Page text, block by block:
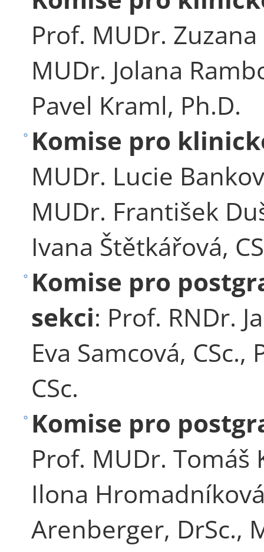
Prof. MUDr.
MUDr. Jolana
Pavel Kraml, Ph.D.
Komise pro
MUDr. Lucie
MUDr. František
Ivana Štětkářová,
Komise pro
sekci: Prof. RNDr.
Eva Samcová,
CSc.
Komise pro
Prof. MUDr. Tomáš
Ilona
Arenberger, DrSc.,